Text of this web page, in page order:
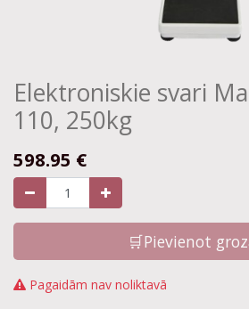
Elektroniskie svari
110, 250kg
598.95 €
🛒Pievienot
Pagaidām nav noliktavā